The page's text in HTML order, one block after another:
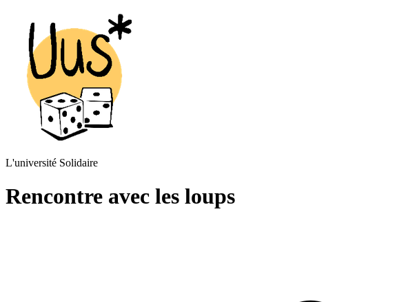
L'université Solidaire
Rencontre avec les loups